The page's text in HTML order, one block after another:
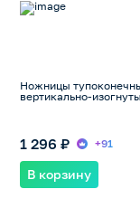
Ножницы
вертикально-
1 296 ₽ +91
В корзину